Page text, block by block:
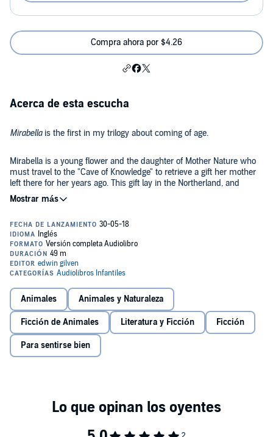
Compra ahora por $4.26
Acerca de esta escucha
Mirabella is the first in my trilogy about coming of age.
Mirabella is a young flower and the daughter of Mother Nature who
must travel to the "Cave of Knowledge" to retrieve a gift her mother
left there for her years ago. This gift lay in the Northerland, and
Mirabella must embark on this trip with the help of a courageous
frog known by the other forest animals as Mordecia the Amazing
Their quest will lead them on the adventure of a lifetime! And this is
one adventure you really do not want to miss! So, fasten your belt
buckle and tie up your shoes - because it's going to be one heck of a
fun and dangerous ride - Mirabella awaits you! Enjoy!
©2016 Edwin Gilven (P)2018 Edwin Gilven
Animales Animales y Naturaleza
Ficción de Animales Literatura y Ficción Ficción
Para sentirse bien